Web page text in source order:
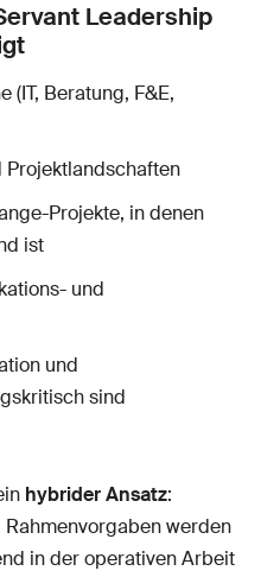
Leadership
(IT, Beratung, F&E,
Projekte, in denen
ist
und
und
sind
hybrider Ansatz:
werden
in der operativen Arbeit